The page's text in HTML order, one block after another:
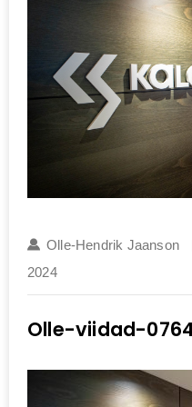
Olle-Hendrik Jaanson
2024
Olle-viidad-